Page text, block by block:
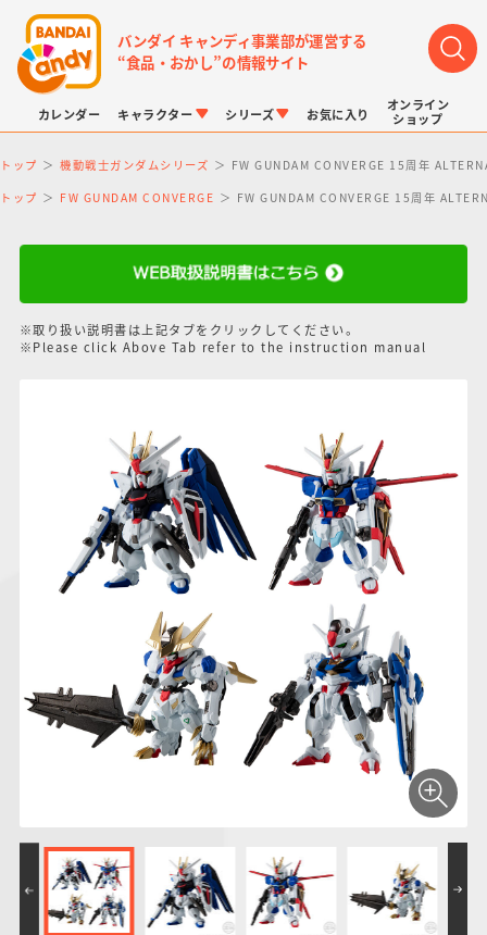
バンダイ キャンディ事業部が運営する
“食品・おかし”の情報サイト
カレンダー キャラクター
仮面ライダーシリー
ズ
PROJECT R.E.D.・
スーパー戦隊シリー
ズ
ガンダムシリーズ
ポケットモンスター
アンパンマン
サンリオキャラクタ
ーズ
シリーズ
キャラパキ
つりグミ
にふぉるめーしょん
＆スクエアシール
SMPシリーズ
ポケモンスケールワ
ールド
キャラデコ
お気に入り
オンライン
ショップ
トップ 機動戦士ガンダムシリーズ FW GUNDAM CONVERGE 15周年
トップ FW GUNDAM CONVERGE FW GUNDAM CONVERGE 15周年
※取り扱い説明書は上記タブをクリックしてください。
※Please click Above Tab refer to the instruction manual